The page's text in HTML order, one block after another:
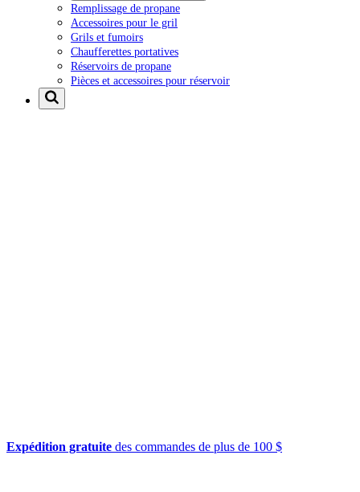
Remplissage de propane
Accessoires pour le gril
Grils et fumoirs
Chaufferettes portatives
Réservoirs de propane
Pièces et accessoires pour réservoir
Expédition gratuite des commandes de plus de 100 $